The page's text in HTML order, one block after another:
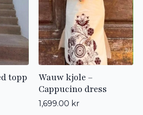
topp
Wauw kjole –
Cappucino dress
1,699.00 kr